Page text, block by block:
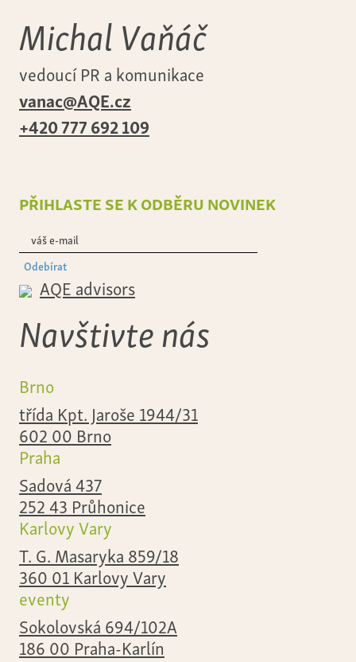
Michal Vaňáč
vedoucí PR a komunikace
vanac@AQE.cz
+420 777 692 109
přihlaste se k odběru novinek
Odebírat
AQE advisors
Navštivte nás
Brno
třída Kpt. Jaroše 1944/31
602 00 Brno
Praha
Sadová 437
252 43 Průhonice
Karlovy Vary
T. G. Masaryka 859/18
360 01 Karlovy Vary
eventy
Sokolovská 694/102A
186 00 Praha-Karlín